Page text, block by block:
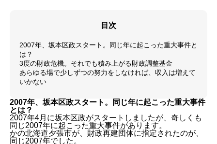
目次
2007年、坂本区政スタート。同じ年に起こった重大事件と
は？
3度の財政危機。それでも積み上がる財政調整基金
あらゆる場で少しずつの努力をしなければ、収入は増えて
いかない
2007年、坂本区政スタート。同じ年に起こった重大事件
とは？
2007年4月に坂本区政がスタートしましたが、奇しくも
同じ2007年に起こった重大事件があります。
かの北海道夕張市が、財政再建団体に指定されたのが、
同じ2007年でした。